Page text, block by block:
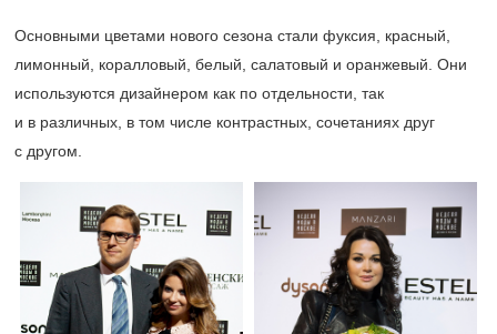
Основными цветами нового сезона стали фуксия, красный,
лимонный, коралловый, белый, салатовый и оранжевый. Они
используются дизайнером как по отдельности, так
и в различных, в том числе контрастных, сочетаниях друг
с другом.